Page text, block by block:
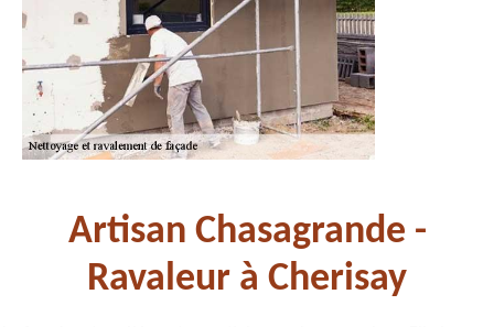
Artisan Chasagrande -
Ravaleur à Cherisay